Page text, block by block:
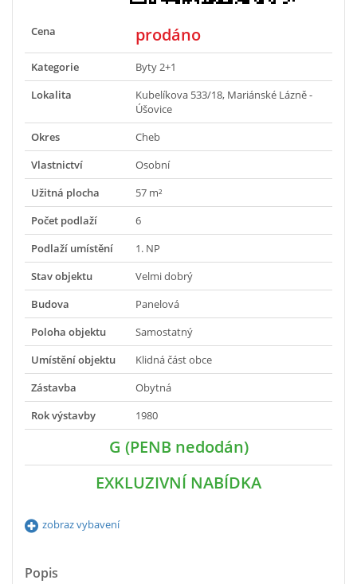
Cena prodáno
Kategorie
Byty 2+1
Lokalita
Kubelíkova 533/18, Mariánské Lázně -
Úšovice
Okres
Cheb
Vlastnictví
Osobní
Užitná plocha
57 m²
Počet podlaží
6
Podlaží umístění
1. NP
Stav objektu
Velmi dobrý
Budova
Panelová
Poloha objektu
Samostatný
Umístění objektu
Klidná část obce
Zástavba
Obytná
Rok výstavby
1980
G (PENB nedodán)
EXKLUZIVNÍ NABÍDKA
zobraz vybavení
Popis